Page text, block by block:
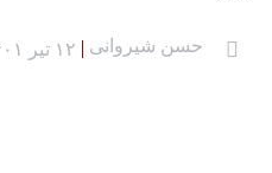
حسن شیروانی